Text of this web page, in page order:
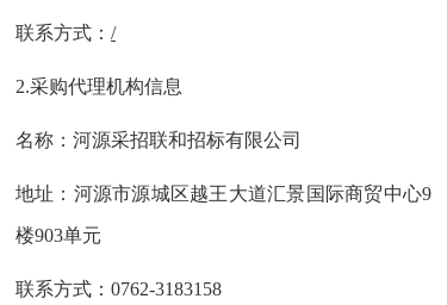
联系方式： /
2.采购代理机构信息
名称：河源采招联和招标有限公司
地址：河源市源城区越王大道汇景国际商贸中心9
楼903单元
联系方式： 0762-3183158